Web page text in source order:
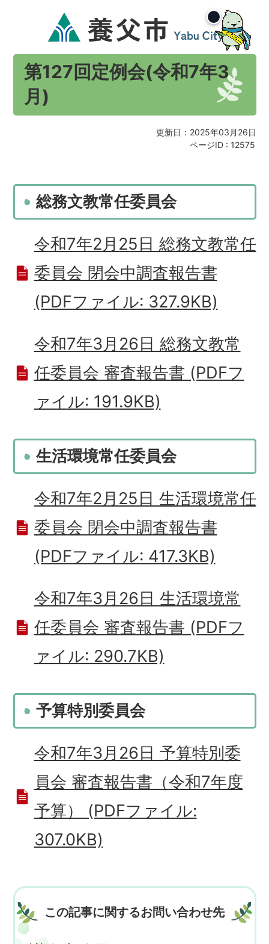
第127回定例会(令和7年3
月)
更新日：2025年03月26日
ページID : 12575
総務文教常任委員会
令和7年2月25日 総務文教常任
委員会 閉会中調査報告書
(PDFファイル: 327.9KB)
令和7年3月26日 総務文教常
任委員会 審査報告書 (PDFフ
ァイル: 191.9KB)
生活環境常任委員会
令和7年2月25日 生活環境常任
委員会 閉会中調査報告書
(PDFファイル: 417.3KB)
令和7年3月26日 生活環境常
任委員会 審査報告書 (PDFフ
ァイル: 290.7KB)
予算特別委員会
令和7年3月26日 予算特別委
員会 審査報告書（令和7年度
予算） (PDFファイル:
307.0KB)
この記事に関するお問い合わせ先